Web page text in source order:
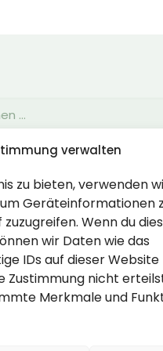
verwalten
zu bieten, verwenden
Geräteinformationen
Wenn du
wir Daten wie das
IDs auf dieser Website
Zustimmung nicht
Merkmale und
Richtlinie (EU)